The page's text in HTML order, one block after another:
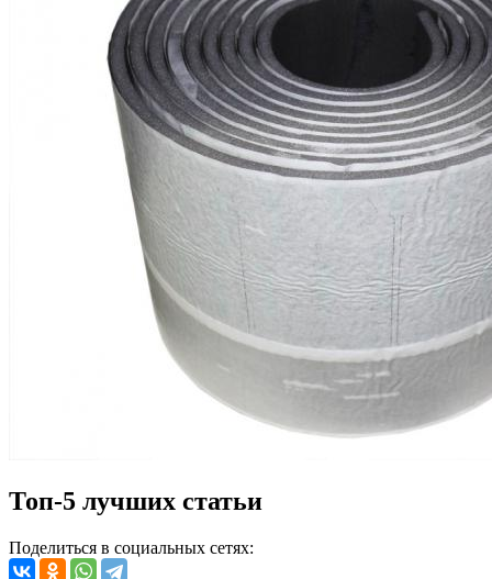
Топ-5 лучших статьи
Поделиться в социальных сетях: